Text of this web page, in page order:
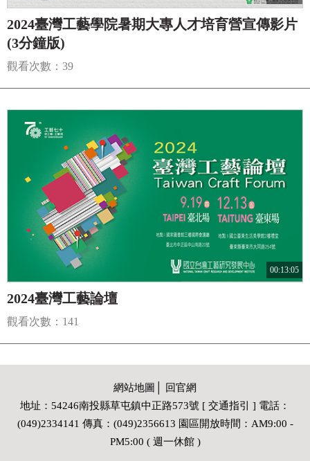
2024臺灣工藝學院暑期大專人才培育營宣傳影片
(3分鐘版)
觀看次數：39
00:13:05
2024臺灣工藝論壇
觀看次數：141
網站地圖
回官網
地址：54246南投縣草屯鎮中正路573號 [ 交通指引 ] 電話：
(049)2334141 傳真：(049)2356613 園區開放時間：AM9:00 -
PM5:00 ( 週一休館 )